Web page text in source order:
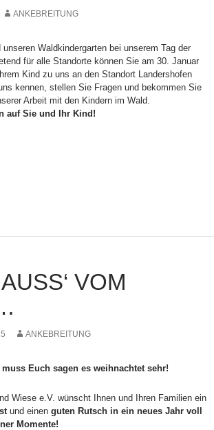
ANKEBREITUNG
Waldkindergarten bei unserem Tag der
für alle Standorte können Sie am 30. Januar
Kind zu uns an den Standort Landershofen
kennen, stellen Sie Fragen und bekommen Sie
Arbeit mit den Kindern im Wald.
auf Sie und Ihr Kind!
VOM
ANKEBREITUNG
Euch sagen es weihnachtet sehr!
Wiese e.V. wünscht Ihnen und Ihren Familien ein
und einen guten Rutsch in ein neues Jahr voll
Momente!